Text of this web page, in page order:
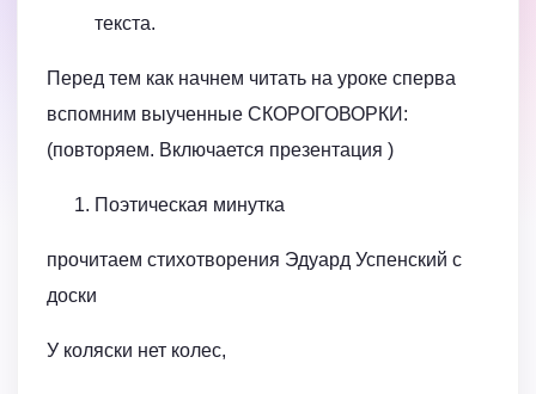
текста.
Перед тем как начнем читать на уроке сперва
вспомним выученные СКОРОГОВОРКИ:
(повторяем. Включается презентация )
Поэтическая минутка
прочитаем стихотворения Эдуард Успенский с
доски
У коляски нет колес,